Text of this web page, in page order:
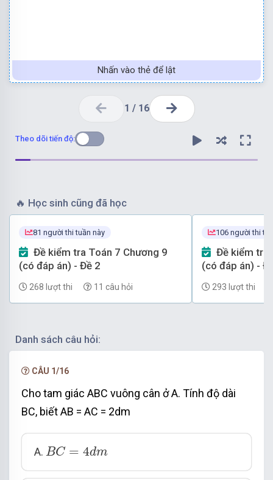
Nhấn vào thẻ để lật
Theo dõi tiến độ:
1 / 16
🔥 Học sinh cũng đã học
81 người thi tuần này
(có đáp án) - Đề 2
268 lượt thi 11 câu hỏi
106 người thi
(có đáp án) -
293 lượt thi
Danh sách câu hỏi:
CÂU 1/16
Cho tam giác ABC vuông cân ở A. Tính độ dài
BC, biết AB = AC = 2dm
A. BC = 4dm
BC= m